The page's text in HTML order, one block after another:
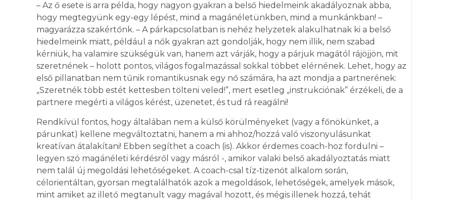
– Az ő esete is arra példa, hogy nagyon gyakran a belső hiedelmeink akadályoznak abba,
hogy megtegyünk egy-egy lépést, mind a magánéletünkben, mind a munkánkban! –
magyarázza szakértőnk. – A párkapcsolatban is nehéz helyzetek alakulhatnak ki a belső
hiedelmeink miatt, például a nők gyakran azt gondolják, hogy nem illik, nem szabad
kérniük, ha valamire szükségük van, hanem azt várják, hogy a párjuk magától rájöjjön, mit
szeretnének – holott pontos, világos fogalmazással sokkal többet elérnének. Lehet, hogy az
első pillanatban nem tűnik romantikusnak egy nő számára, ha azt mondja a partnerének:
„Szeretnék több estét kettesben tölteni veled!”, mert esetleg „instrukciónak” érzékeli, de a
partnere megérti a világos kérést, üzenetet, és tud rá reagálni!
Rendkívül fontos, hogy általában nem a külső körülményeket (vagy a főnökünket, a
párunkat) kellene megváltoztatni, hanem a mi ahhoz/hozzá való viszonyulásunkat
kreatívan átalakítani! Ebben segíthet a coach (is). Akkor érdemes coach-hoz fordulni –
legyen szó magánéleti kérdésről vagy másról -, amikor valaki belső akadályoztatás miatt
nem talál új megoldási lehetőségeket. A coach-csal tíz-tizenöt alkalom során,
célorientáltan, gyorsan megtalálhatók azok a megoldások, lehetőségek, amelyek mások,
mint amiket az illető megtanult vagy magával hozott, és mégis illenek hozzá, tehát